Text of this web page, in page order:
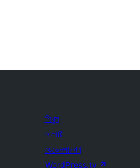
শিখুন
সাপোর্ট
ডেভেলপারগণ
WordPress.tv ↗